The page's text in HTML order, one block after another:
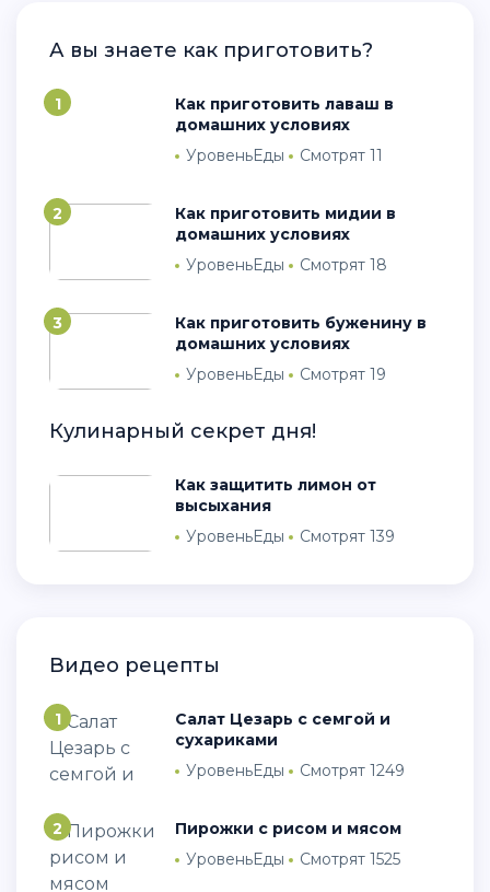
А вы знаете как приготовить?
1
Как приготовить лаваш в
домашних условиях
УровеньЕды
Смотрят 11
2
Как приготовить мидии в
домашних условиях
УровеньЕды
Смотрят 18
3
Как приготовить буженину в
домашних условиях
УровеньЕды
Смотрят 19
Кулинарный секрет дня!
Как защитить лимон от
высыхания
УровеньЕды
Смотрят 139
Видео рецепты
1
Салат Цезарь с семгой и
сухариками
УровеньЕды
Смотрят 1249
2
Пирожки с рисом и мясом
УровеньЕды
Смотрят 1525